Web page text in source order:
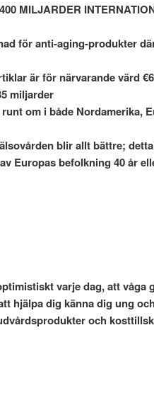
MILJARDER
för anti-aging-produkter
är för närvarande värd
miljarder
om i både Nordamerika,
blir allt bättre;
Europas befolkning 40 år
varje dag, att våga
hjälpa dig känna dig ung
och